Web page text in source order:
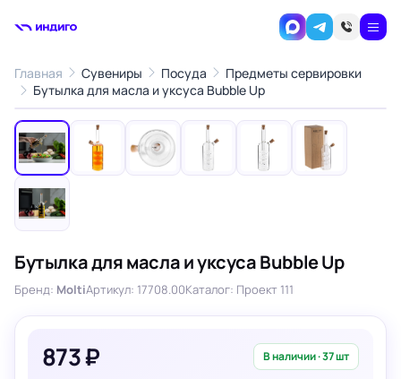
Главная Сувениры Посуда
Предметы сервировки
Бутылка для масла и уксуса Bubble Up
‹ ›
Бутылка для масла и уксуса Bubble Up
Бренд: MoltiАртикул: 17708.00Каталог: Проект 111
873 ₽ В наличии · 37 шт